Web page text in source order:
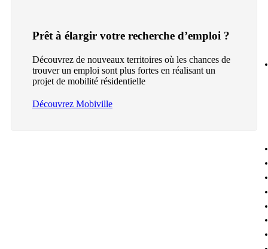
Prêt à élargir votre recherche d’emploi ?
Découvrez de nouveaux territoires où les chances de
trouver un emploi sont plus fortes en réalisant un
projet de mobilité résidentielle
Découvrez Mobiville